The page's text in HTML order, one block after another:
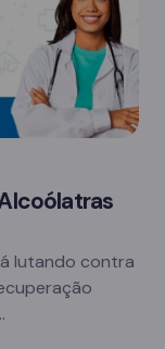
lutando contra